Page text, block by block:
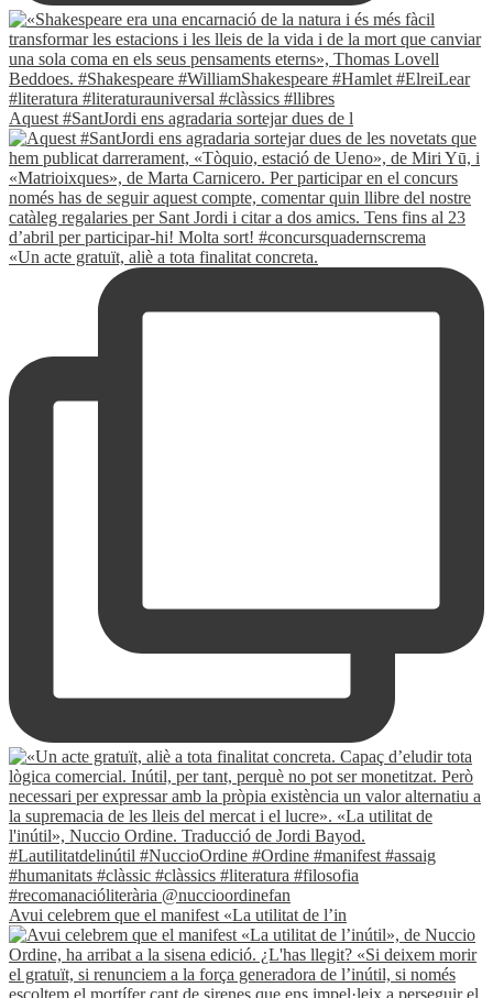
Aquest #SantJordi ens agradaria sortejar dues de l
«Un acte gratuït, aliè a tota finalitat concreta.
Avui celebrem que el manifest «La utilitat de l’in